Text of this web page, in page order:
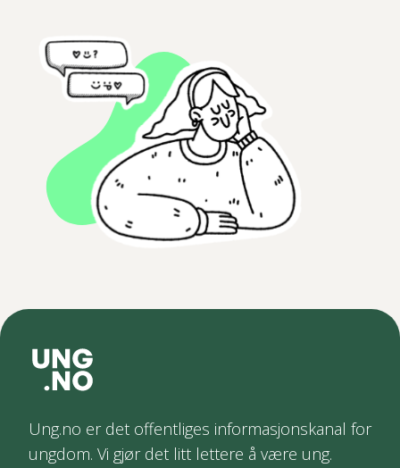
Ung.no er det offentliges informasjonskanal for
ungdom. Vi gjør det litt lettere å være ung.